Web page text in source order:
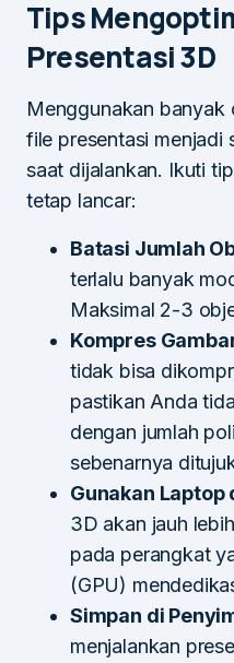
Tips
Presentasi 3D
Menggunakan
file presentasi menjadi
saat dijalankan. Ikuti
tetap lancar:
Batasi Jumlah
terlalu banyak
Maksimal 2-3
Kompres
tidak bisa
pastikan Anda
dengan jumlah
sebenarnya
Gunakan Laptop
3D akan jauh
pada perangkat
(GPU)
Simpan di
menjalankan